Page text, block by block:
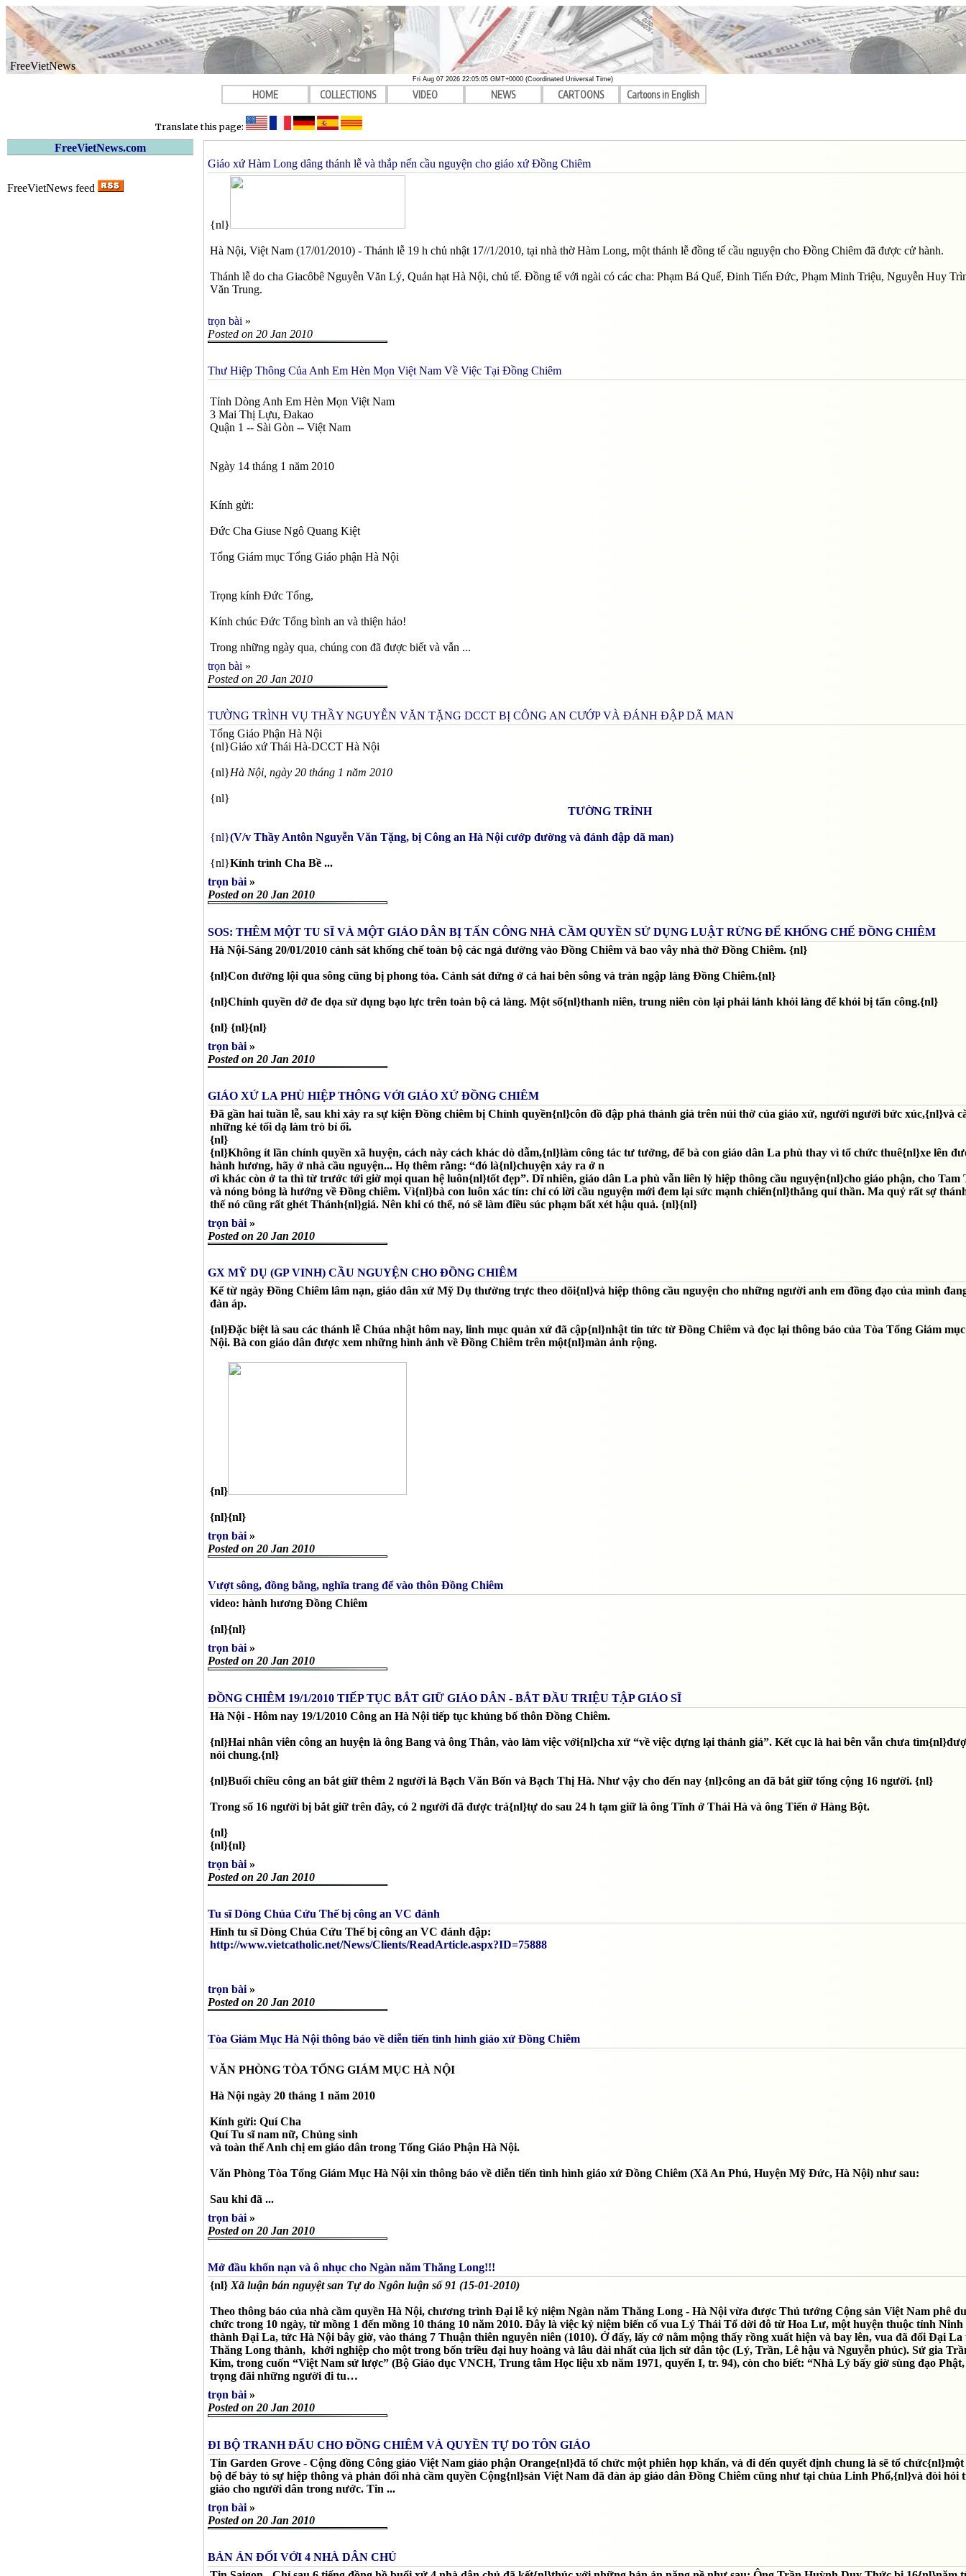
FreeVietNews
Fri Aug 07 2026 22:05:05 GMT+0000 (Coordinated Universal Time)
HOME COLLECTIONS VIDEO NEWS CARTOONS Cartoons in English
Translate this page:
FreeVietNews.com
FreeVietNews feed
Giáo xứ Hàm Long dâng thánh lễ và thắp nến cầu nguyện cho giáo xứ Ðồng Chiêm
{nl}
Hà Nội, Việt Nam (17/01/2010) - Thánh lễ 19 h chủ nhật 17//1/2010, tại nhà thờ Hàm Long, một thánh lễ đồng tế cầu nguyện cho Ðồng Chiêm đã được cử hành.
Thánh lễ do cha Giacôbê Nguyễn Văn Lý, Quản hạt Hà Nội, chủ tế. Ðồng tế với ngài có các cha: Phạm Bá Quế, Ðinh Tiến Ðức, Phạm Minh Triệu, Nguyễn Huy
Văn Trung.
trọn bài »
Posted on 20 Jan 2010
Thư Hiệp Thông Của Anh Em Hèn Mọn Việt Nam Về Việc Tại Đồng Chiêm
Tỉnh Dòng Anh Em Hèn Mọn Việt Nam
3 Mai Thị Lựu, Đakao
Quận 1 -- Sài Gòn -- Việt Nam
Ngày 14 tháng 1 năm 2010
Kính gửi:
Đức Cha Giuse Ngô Quang Kiệt
Tổng Giám mục Tổng Giáo phận Hà Nội
Trọng kính Đức Tổng,
Kính chúc Đức Tổng bình an và thiện hảo!
Trong những ngày qua, chúng con đã được biết và vẫn ...
trọn bài »
Posted on 20 Jan 2010
TƯỜNG TRÌNH VỤ THẦY NGUYỄN VĂN TẶNG DCCT BỊ CÔNG AN CƯỚP VÀ ĐÁNH ĐẬP DÃ MAN
Tổng Giáo Phận Hà Nội
{nl}Giáo xứ Thái Hà-DCCT Hà Nội
{nl}Hà Nội, ngày 20 tháng 1 năm 2010
{nl}
TƯỜNG TRÌNH
{nl}(V/v Thầy Antôn Nguyễn Văn Tặng, bị Công an Hà Nội cướp đường và đánh đập dã man)
{nl}Kính trình Cha Bề ...
trọn bài»
Posted on 20 Jan 2010
SOS: THÊM MỘT TU SĨ VÀ MỘT GIÁO DÂN BỊ TẤN CÔNG NHÀ CẦM QUYỀN SỬ DỤNG LUẬT RỪNG ĐỂ KHỐNG CHẾ ĐỒNG CHIÊM
Hà Nội-Sáng 20/01/2010 cảnh sát khống chế toàn bộ các ngả đường vào Đồng Chiêm và bao vây nhà thờ Đồng Chiêm. {nl}
{nl}Con đường lội qua sông cũng bị phong tỏa. Cảnh sát đứng ở cả hai bên sông và tràn ngập làng Đồng Chiêm.{nl}
{nl}Chính quyền dở đe dọa sử dụng bạo lực trên toàn bộ cả làng. Một số{nl}thanh niên, trung niên còn lại phải lánh khỏi làng để khỏi bị tấn công.{nl}
{nl} {nl}{nl}
trọn bài »
Posted on 20 Jan 2010
GIÁO XỨ LA PHÙ HIỆP THÔNG VỚI GIÁO XỨ ĐỒNG CHIÊM
Đã gần hai tuần lễ, sau khi xảy ra sự kiện Đồng chiêm bị Chính quyền{nl}côn đồ đập phá thánh giá trên núi thờ của giáo xứ, người người bức xúc,{nl}và
những kẻ tối dạ làm trò bỉ ổi.
{nl}
{nl}Không ít lần chính quyền xã huyện, cách này cách khác dò dẫm,{nl}làm công tác tư tưởng, để bà con giáo dân La phù thay vì tổ chức thuê{nl}xe lên
hành hương, hãy ở nhà cầu nguyện... Họ thêm rằng: “đó là{nl}chuyện xảy ra ở n
ơi khác còn ở ta thì từ trước tới giờ mọi quan hệ luôn{nl}tốt đẹp”. Dĩ nhiên, giáo dân La phù vẫn liên lỷ hiệp thông cầu nguyện{nl}cho giáo phận, cho Tam
và nóng bỏng là hướng về Đồng chiêm. Vì{nl}bà con luôn xác tín: chỉ có lời cầu nguyện mới đem lại sức mạnh chiến{nl}thắng quỉ thần. Ma quỷ rất sợ
thế nó cũng rất ghét Thánh{nl}giá. Nên khi có thể, nó sẽ làm điều súc phạm bất xét hậu quả. {nl}{nl}
trọn bài »
Posted on 20 Jan 2010
GX MỸ DỤ (GP VINH) CẦU NGUYỆN CHO ĐỒNG CHIÊM
Kể từ ngày Đồng Chiêm lâm nạn, giáo dân xứ Mỹ Dụ thường trực theo dõi{nl}và hiệp thông cầu nguyện cho những người anh em đồng đạo của mình
đàn áp.
{nl}Đặc biệt là sau các thánh lễ Chúa nhật hôm nay, linh mục quản xứ đã cập{nl}nhật tin tức từ Đồng Chiêm và đọc lại thông báo của Tòa Tổng Giám
Nội. Bà con giáo dân được xem những hình ảnh về Đồng Chiêm trên một{nl}màn ảnh rộng.
{nl}
{nl}{nl}
trọn bài »
Posted on 20 Jan 2010
Vượt sông, đồng bằng, nghĩa trang để vào thôn Đồng Chiêm
video: hành hương Đồng Chiêm
{nl}{nl}
trọn bài»
Posted on 20 Jan 2010
ĐỒNG CHIÊM 19/1/2010 TIẾP TỤC BẮT GIỮ GIÁO DÂN - BẮT ĐẦU TRIỆU TẬP GIÁO SĨ
Hà Nội - Hôm nay 19/1/2010 Công an Hà Nội tiếp tục khủng bố thôn Đồng Chiêm.
{nl}Hai nhân viên công an huyện là ông Bang và ông Thân, vào làm việc với{nl}cha xứ “về việc dựng lại thánh giá”. Kết cục là hai bên vẫn chưa
nói chung.{nl}
{nl}Buổi chiều công an bắt giữ thêm 2 người là Bạch Văn Bốn và Bạch Thị Hà. Như vậy cho đến nay {nl}công an đã bắt giữ tổng cộng 16 người. {nl}
Trong số 16 người bị bắt giữ trên đây, có 2 người đã được trả{nl}tự do sau 24 h tạm giữ là ông Tĩnh ở Thái Hà và ông Tiến ở Hàng Bột.
{nl}
{nl}{nl}
trọn bài »
Posted on 20 Jan 2010
Tu sĩ Dòng Chúa Cứu Thế bị công an VC đánh
Hình tu sĩ Dòng Chúa Cứu Thế bị công an VC đánh đập:
http://www.vietcatholic.net/News/Clients/ReadArticle.aspx?ID=75888
trọn bài »
Posted on 20 Jan 2010
Tòa Giám Mục Hà Nội thông báo về diễn tiến tình hình giáo xứ Đồng Chiêm
VĂN PHÒNG TÒA TỔNG GIÁM MỤC HÀ NỘI
Hà Nội ngày 20 tháng 1 năm 2010
Kính gửi: Quí Cha
Quí Tu sĩ nam nữ, Chủng sinh
và toàn thể Anh chị em giáo dân trong Tổng Giáo Phận Hà Nội.
Văn Phòng Tòa Tổng Giám Mục Hà Nội xin thông báo về diễn tiến tình hình giáo xứ Đồng Chiêm (Xã An Phú, Huyện Mỹ Đức, Hà Nội) như sau:
Sau khi đã ...
trọn bài »
Posted on 20 Jan 2010
Mở đầu khốn nạn và ô nhục cho Ngàn năm Thăng Long!!!
{nl} Xã luận bán nguyệt san Tự do Ngôn luận số 91 (15-01-2010)
Theo thông báo của nhà cầm quyền Hà Nội, chương trình Ðại lễ kỷ niệm Ngàn năm Thăng Long - Hà Nội vừa được Thủ tướng Cộng sản Việt Nam phê
chức trong 10 ngày, từ mồng 1 đến mồng 10 tháng 10 năm 2010. Ðây là việc kỷ niệm biến cố vua Lý Thái Tổ dời đô từ Hoa Lư, một huyện thuộc tỉnh
thành Ðại La, tức Hà Nội bây giờ, vào tháng 7 Thuận thiên nguyên niên (1010). Ở đấy, lấy cớ nằm mộng thấy rồng xuất hiện và bay lên, vua đã đổi Ðại
Thăng Long thành, khởi nghiệp cho một trong bốn triều đại huy hoàng và lâu dài nhất của lịch sử dân tộc (Lý, Trần, Lê hậu và Nguyễn phúc). Sử gia
Kim, trong cuốn “Việt Nam sử lược” (Bộ Giáo dục VNCH, Trung tâm Học liệu xb năm 1971, quyển I, tr. 94), còn cho biết: “Nhà Lý bấy giờ sùng đạo
trọng đãi những người đi tu…
trọn bài »
Posted on 20 Jan 2010
ĐI BỘ TRANH ĐẤU CHO ĐỒNG CHIÊM VÀ QUYỀN TỰ DO TÔN GIÁO
Tin Garden Grove - Cộng đồng Công giáo Việt Nam giáo phận Orange{nl}đã tổ chức một phiên họp khẩn, và đi đến quyết định chung là sẽ tổ
bộ để bày tỏ sự hiệp thông và phản đối nhà cầm quyền Cộng{nl}sản Việt Nam đã đàn áp giáo dân Đồng Chiêm cũng như tại chùa Linh Phổ,{nl}và đòi hỏi
giáo cho người dân trong nước. Tin ...
trọn bài »
Posted on 20 Jan 2010
BẢN ÁN ĐỐI VỚI 4 NHÀ DÂN CHỦ